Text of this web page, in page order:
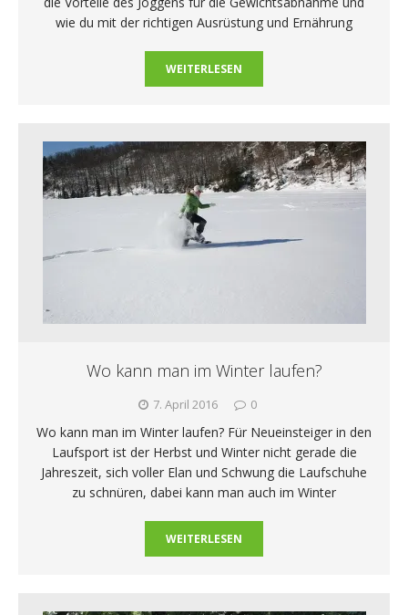
wie du mit der richtigen Ausrüstung und Ernährung
WEITERLESEN
Wo kann man im Winter laufen?
7. April 2016 0
Wo kann man im Winter laufen? Für Neueinsteiger in den
Laufsport ist der Herbst und Winter nicht gerade die
Jahreszeit, sich voller Elan und Schwung die Laufschuhe
zu schnüren, dabei kann man auch im Winter
WEITERLESEN